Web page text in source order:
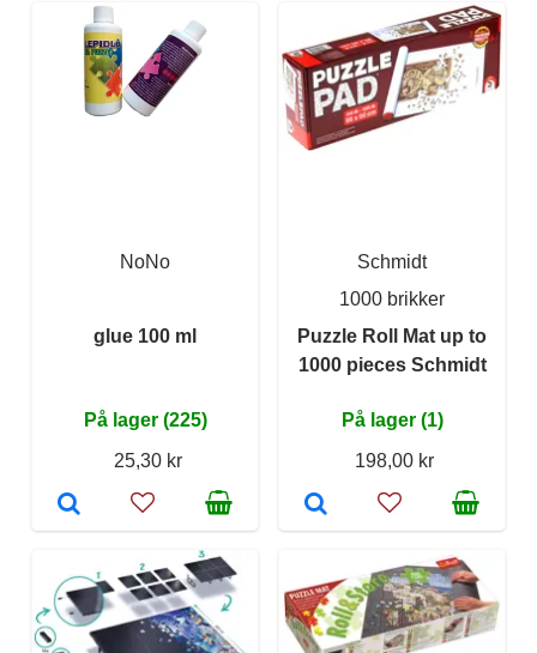
NoNo
glue 100 ml
På lager (225)
25,30 kr
Schmidt
1000 brikker
Puzzle Roll Mat up to
1000 pieces Schmidt
På lager (1)
198,00 kr